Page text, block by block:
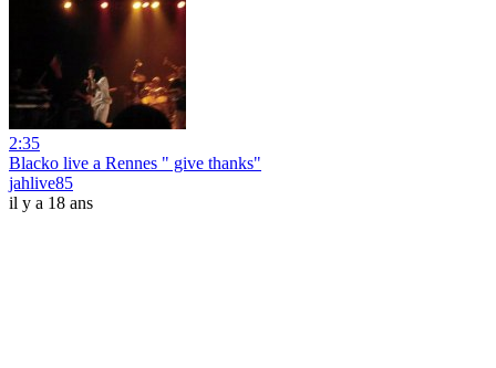
2:35
Blacko live a Rennes " give thanks"
jahlive85
il y a 18 ans